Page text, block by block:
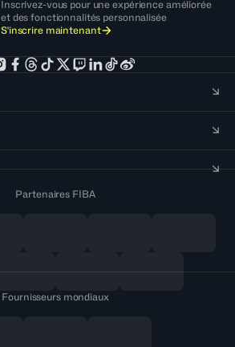
Inscrivez-vous pour une expérience améliorée
et des fonctionnalités personnalisée
S'inscrire maintenant
Partenaires FIBA
Fournisseurs mondiaux